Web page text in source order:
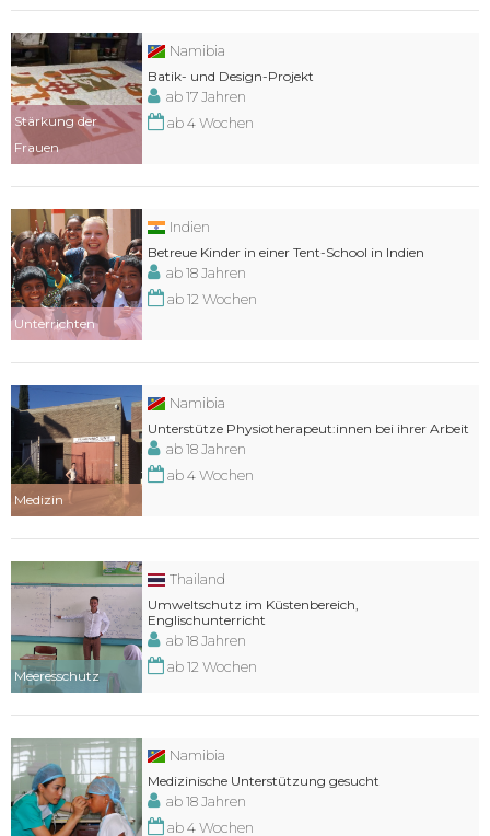
Stärkung der
Frauen
Namibia
Batik- und Design-Projekt
ab 17 Jahren
ab 4 Wochen
Unterrichten
Indien
Betreue Kinder in einer Tent-School in Indien
ab 18 Jahren
ab 12 Wochen
Medizin
Namibia
Unterstütze Physiotherapeut:innen bei ihrer Arbeit
ab 18 Jahren
ab 4 Wochen
Meeresschutz
Thailand
Umweltschutz im Küstenbereich,
Englischunterricht
ab 18 Jahren
ab 12 Wochen
Namibia
Medizinische Unterstützung gesucht
ab 18 Jahren
ab 4 Wochen